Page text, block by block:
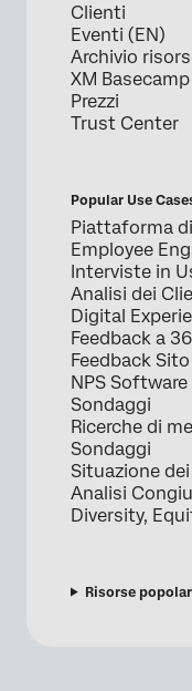
Clienti
Eventi (EN)
Archivio
XM
Prezzi
Trust Center
Popular Use
Piattaforma
Employee
Interviste in
Analisi dei
Digital
Feedback a
Feedback
NPS Software
Sondaggi
Ricerche di
Sondaggi
Situazione
Analisi
Diversity,
Risorse